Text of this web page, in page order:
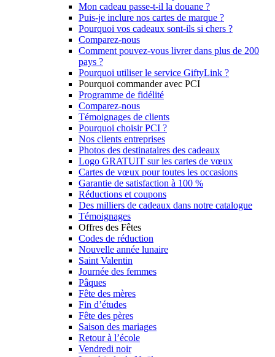
Mon cadeau passe-t-il la douane ?
Puis-je inclure nos cartes de marque ?
Pourquoi vos cadeaux sont-ils si chers ?
Comparez-nous
Comment pouvez-vous livrer dans plus de 200
pays ?
Pourquoi utiliser le service GiftyLink ?
Pourquoi commander avec PCI
Programme de fidélité
Comparez-nous
Témoignages de clients
Pourquoi choisir PCI ?
Nos clients entreprises
Photos des destinataires des cadeaux
Logo GRATUIT sur les cartes de vœux
Cartes de vœux pour toutes les occasions
Garantie de satisfaction à 100 %
Réductions et coupons
Des milliers de cadeaux dans notre catalogue
Témoignages
Offres des Fêtes
Codes de réduction
Nouvelle année lunaire
Saint Valentin
Journée des femmes
Pâques
Fête des mères
Fin d’études
Fête des pères
Saison des mariages
Retour à l’école
Vendredi noir